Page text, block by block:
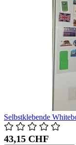
Selbstklebende
43,15 CHF